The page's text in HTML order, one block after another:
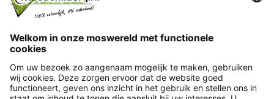
Informatie
© Copyright 2026 Mosschilderij.nl